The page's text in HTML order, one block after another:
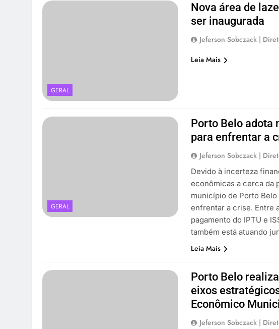
GERAL
Nova área de
ser inaugurada
Jeferson Sobczack |
Leia Mais
GERAL
Porto Belo adota
para enfrentar a
Jeferson Sobczack |
Devido à incerteza
econômicas a cerca da
município de Porto
enfrentar a crise. Entre
pagamento do IPTU e
também está atuando
Leia Mais
Porto Belo
eixos
Econômico
Jeferson Sobczack |